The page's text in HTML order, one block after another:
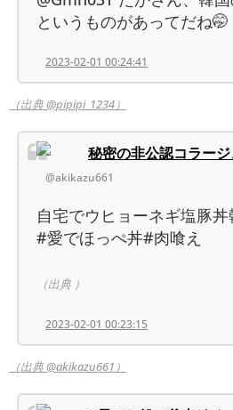
というものがあってだね🤭
2023-02-01 00:24:41
（出典 @pipipi_1234）
秘密の非公認コラージ
@akikazu661
自宅でウヒョーネギ塩豚
#愛でほっぺ丼#肉喰え
（出典 ）
2023-02-01 00:23:15
（出典 @akikazu661）